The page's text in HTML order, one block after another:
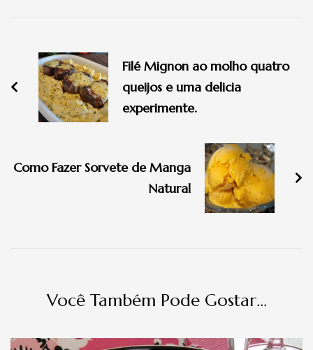
post
Filé Mignon ao molho quatro
queijos e uma delicia
experimente.
Como Fazer Sorvete de Manga
Natural
Você Também Pode Gostar...